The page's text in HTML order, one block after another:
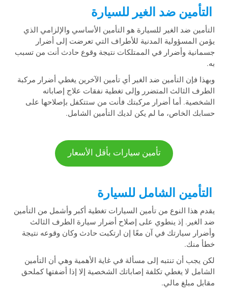
التأمين ضد الغير للسيارة
التأمين ضد الغير للسيارة هو التأمين الأساسي والإلزامي الذي
يؤمن المسؤولية المدنية للأطراف التي تعرضت إلى أضرار
جسمانية وأضرار في الممتلكات نتيجة وقوع حادث أنت من تسبب
به.
وبهذا فإن التأمين ضد الغير أي تأمين الآخرين يغطي أضرار مركبة
الطرف الثالث المتضرر وإلى تغطية نفقات علاج إصاباته
الشخصية. أما أضرار مركبتك فأنت من ستتكفل بإصلاحها على
حسابك الخاص، ما لم يكن لديك التأمين الشامل.
تأمين سيارات بأقل الأسعار
التأمين الشامل للسيارة
يقدم هذا النوع من تأمين السيارات تغطية أكبر وأشمل من التأمين
ضد الغير. إذ ينطوي على إصلاح أضرار سيارة الطرف الثالث
وأضرار سيارتك في آن معًا إن ارتكبت حادث وكان وقوعه نتيجة
خطأ منك.
لكن يجب أن تنتبه إلى مسألة في غاية الأهمية وهي أن التأمين
الشامل لا يغطي تكلفة إصاباتك الشخصية إلا إذا أضفتها كملحق
مقابل مبلغ مالي.